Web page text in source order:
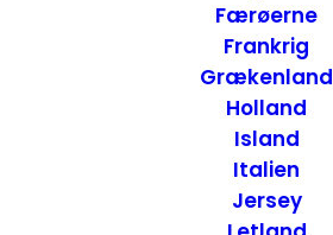
Færøerne
Frankrig
Grækenland
Holland
Island
Italien
Jersey